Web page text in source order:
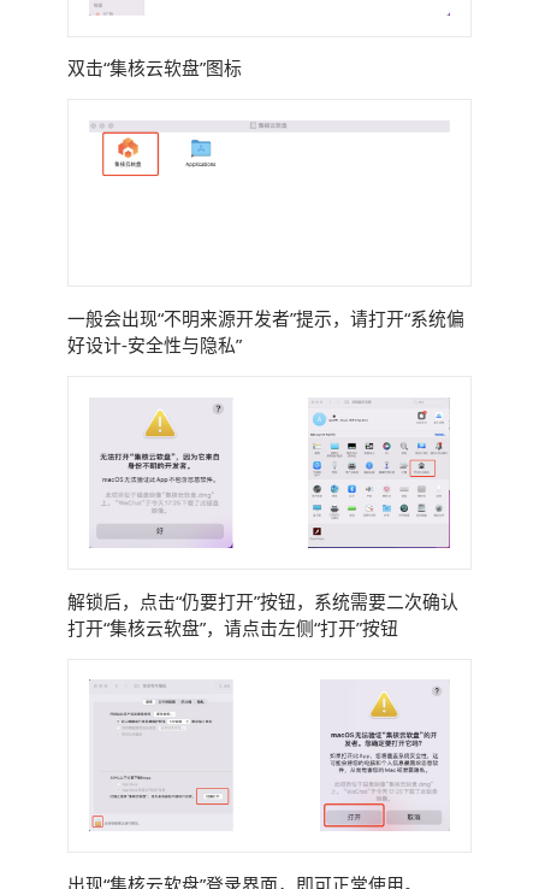
双击“集核云软盘”图标
一般会出现“不明来源开发者”提示，请打开“系统偏
好设计-安全性与隐私”
解锁后，点击“仍要打开”按钮，系统需要二次确认
打开“集核云软盘”，请点击左侧“打开”按钮
出现“集核云软盘”登录界面，即可正常使用。